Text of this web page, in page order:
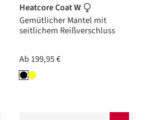
Heatcore Coat W
Gemütlicher Mantel mit
seitlichem Reißverschluss
Ab199,95 €